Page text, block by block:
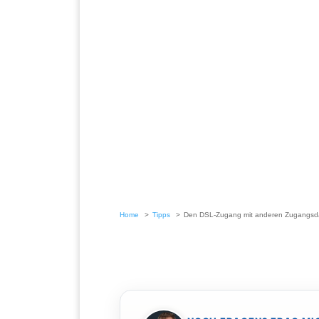
Home Tipps Den DSL-Zugang mit anderen